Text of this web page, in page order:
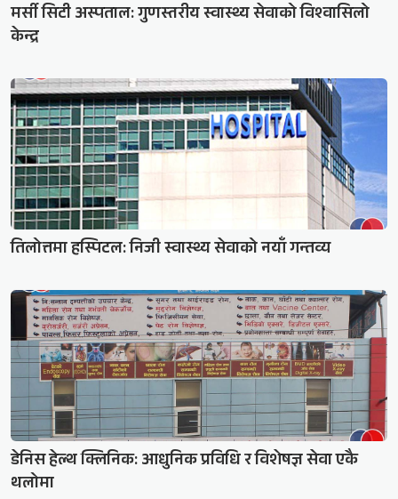
मर्सी सिटी अस्पताल: गुणस्तरीय स्वास्थ्य सेवाको विश्वासिलो
केन्द्र
तिलोत्तमा हस्पिटल: निजी स्वास्थ्य सेवाको नयाँ गन्तव्य
डेनिस हेल्थ क्लिनिक: आधुनिक प्रविधि र विशेषज्ञ सेवा एकै
थलोमा